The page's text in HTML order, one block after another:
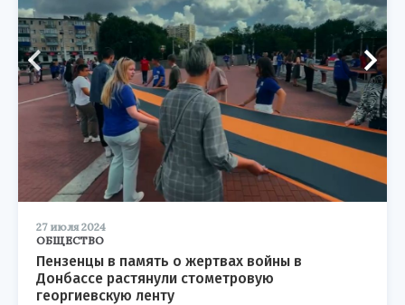
27 июля 2024
ОБЩЕСТВО
Пензенцы в память о жертвах войны в
Донбассе растянули стометровую
георгиевскую ленту